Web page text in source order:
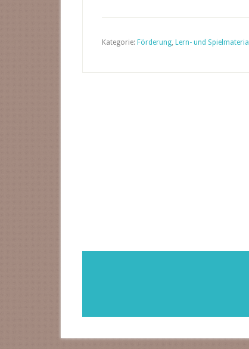
Kategorie: Förderung, Lern- und Spielmaterial